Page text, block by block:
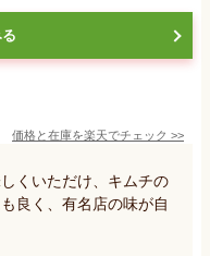
価格と在庫を楽天でチェック >>
くいただけ、キムチの
良く、有名店の味が自